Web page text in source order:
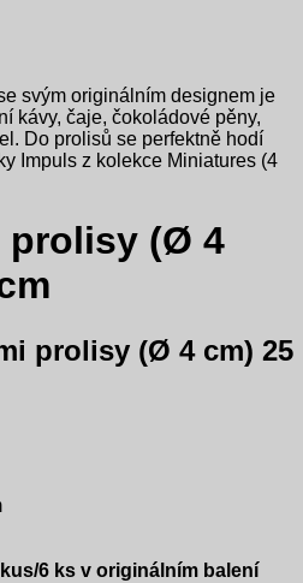
svým originálním designem je
kávy, čaje, čokoládové pěny,
Do prolisů se perfektně hodí
Impuls z kolekce Miniatures (4
prolisy (Ø 4
prolisy (Ø 4 cm) 25
6 ks v originálním balení